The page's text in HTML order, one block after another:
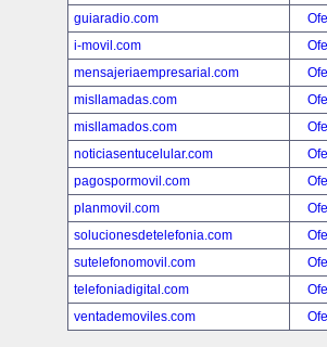
guiaradio.com
i-movil.com
mensajeriaempresarial.com
misllamadas.com
misllamados.com
noticiasentucelular.com
pagospormovil.com
planmovil.com
solucionesdetelefonia.com
sutelefonomovil.com
telefoniadigital.com
ventademoviles.com